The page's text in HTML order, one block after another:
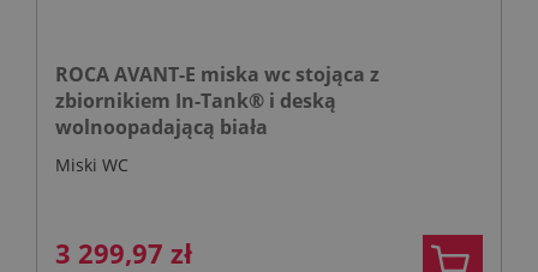
ROCA AVANT-E miska wc stojąca z
zbiornikiem In-Tank® i deską
wolnoopadającą biała
Miski WC
3 299,97 zł